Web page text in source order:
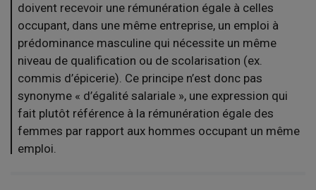
doivent recevoir une rémunération égale à celles
occupant, dans une même entreprise, un emploi à
prédominance masculine qui nécessite un même
niveau de qualification ou de scolarisation (ex.
commis d’épicerie). Ce principe n’est donc pas
synonyme « d’égalité salariale », une expression qui
fait plutôt référence à la rémunération égale des
femmes par rapport aux hommes occupant un même
emploi.